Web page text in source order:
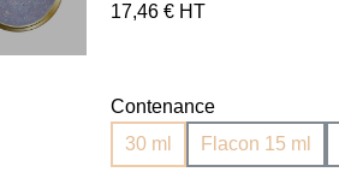
17,46 € HT
Contenance
30 ml
Flacon 15 ml